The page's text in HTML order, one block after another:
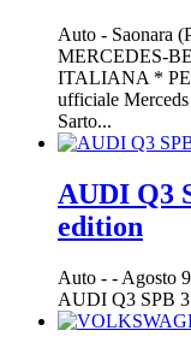
Auto - Saonara
MERCEDES-
ITALIANA *
ufficiale
Sarto...
AUDI Q3
edition
Auto - - Agosto
AUDI Q3 SPB